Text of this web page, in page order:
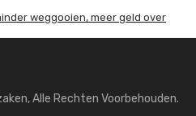
weggooien, meer geld over
Alle Rechten Voorbehouden.